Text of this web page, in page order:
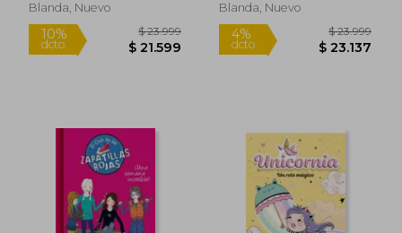
Blanda, Nuevo
10%
dcto. $ 21.599
Blanda, Nuevo
4%
dcto.